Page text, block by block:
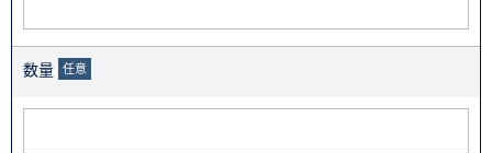
数量 任意